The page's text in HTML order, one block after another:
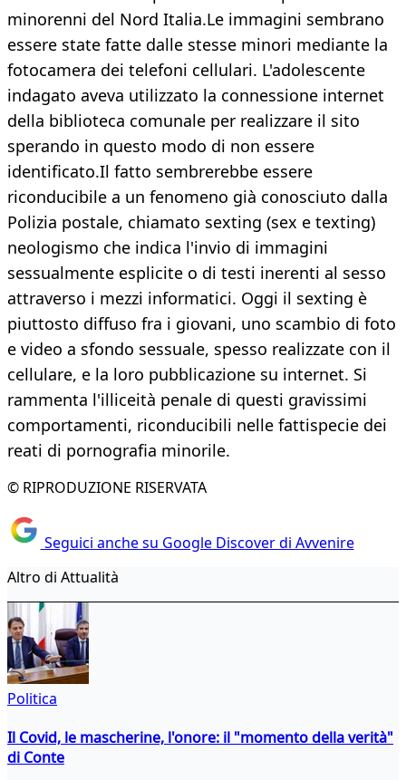
minorenni del Nord Italia.Le immagini sembrano
essere state fatte dalle stesse minori mediante la
fotocamera dei telefoni cellulari. L'adolescente
indagato aveva utilizzato la connessione internet
della biblioteca comunale per realizzare il sito
sperando in questo modo di non essere
identificato.Il fatto sembrerebbe essere
riconducibile a un fenomeno già conosciuto dalla
Polizia postale, chiamato sexting (sex e texting)
neologismo che indica l'invio di immagini
sessualmente esplicite o di testi inerenti al sesso
attraverso i mezzi informatici. Oggi il sexting è
piuttosto diffuso fra i giovani, uno scambio di foto
e video a sfondo sessuale, spesso realizzate con il
cellulare, e la loro pubblicazione su internet. Si
rammenta l'illiceità penale di questi gravissimi
comportamenti, riconducibili nelle fattispecie dei
reati di pornografia minorile.
© RIPRODUZIONE RISERVATA
Seguici anche su Google Discover di Avvenire
Altro di Attualità
Politica
Il Covid, le mascherine, l'onore: il "momento della verità"
di Conte